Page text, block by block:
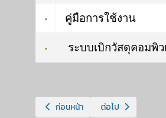
คู่มือการใช้งาน
ระบบเบิกวัสดุคอมพิ
เนื้อหาก่อนหน้า: KM ปี 2565 การนำ
ก่อนหน้า เนื้อหาถัดไป: KM ปี
ต่อไป